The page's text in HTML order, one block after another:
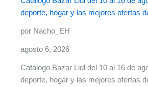
deporte, hogar y las mejores ofertas
por Nacho_EH
agosto 6, 2026
Catálogo Bazar Lidl del 10 al 16 de
deporte, hogar y las mejores ofertas